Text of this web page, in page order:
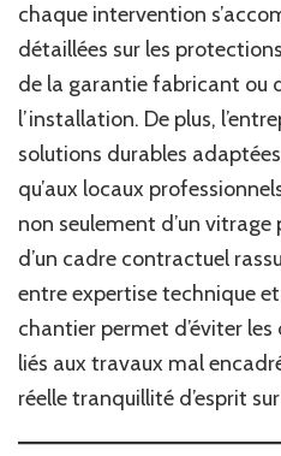
chaque intervention
détaillées sur les
de la garantie fabricant ou
l’installation. De plus,
solutions durables
qu’aux locaux
non seulement d’un
d’un cadre contractuel
entre expertise technique
chantier permet d’éviter
liés aux travaux mal
réelle tranquillité d’esprit